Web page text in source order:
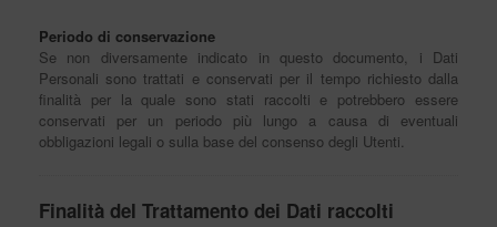
Periodo di conservazione
Se non diversamente indicato in questo documento, i Dati
Personali sono trattati e conservati per il tempo richiesto dalla
finalità per la quale sono stati raccolti e potrebbero essere
conservati per un periodo più lungo a causa di eventuali
obbligazioni legali o sulla base del consenso degli Utenti.
Finalità del Trattamento dei Dati raccolti